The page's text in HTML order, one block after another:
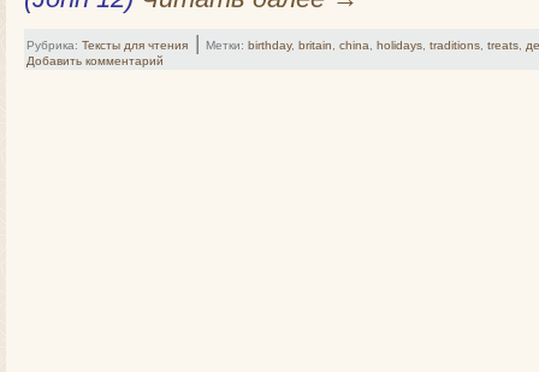
Рубрика: Тексты для чтения | Метки: birthday, britain china holidays traditions treats
Добавить комментарий